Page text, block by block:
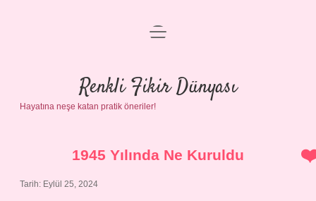
Anasayfa
Gizlilik Politikası
Yasal Uyarı
menüyü
Renkli Fikir Dünyası
Hayatına neşe katan pratik öneriler!
1945 Yılında Ne Kuruldu
Tarih: Eylül 25, 2024